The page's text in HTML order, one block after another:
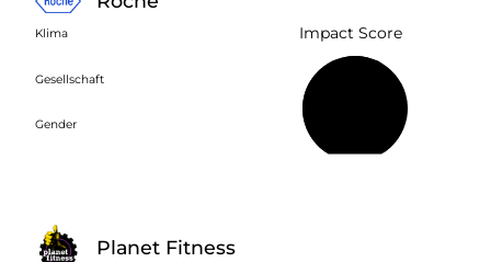
Klima
Gesellschaft
Gender
Impact Score
Planet Fitness